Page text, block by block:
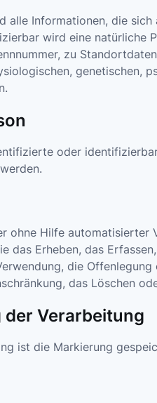
alle Informationen, die
wird eine natürliche
zu
genetischen,
oder
ohne Hilfe automatisierter
das Erheben, das
die
das Löschen
Verarbeitung
ist die Markierung